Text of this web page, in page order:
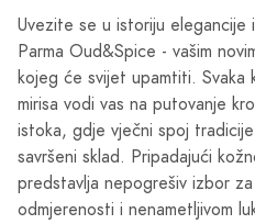
Uvezite se u istoriju
Parma Oud&Spice - vašim
kojeg će svijet upamtiti. Svaka
mirisa vodi vas na putovanje
istoka, gdje vječni spoj
savršeni sklad. Pripadajući
predstavlja nepogrešiv izbor
odmjerenosti i nenametljivom